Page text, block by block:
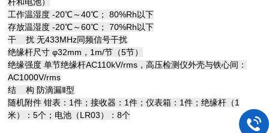
工作温湿度 -20℃～40℃； 80%Rh以下
存放温湿度 -20℃～60℃； 70%Rh以下
干 扰 无433MHz同频信号干扰
绝缘杆尺寸 φ32mm，1m/节（5节）
绝缘强度 单节绝缘杆AC110kV/rms，高压检测仪外壳与铁心间：
AC1000V/rms
结 构 防滴漏Ⅱ型
随机附件 钳表：1件；接收器：1件；仪表箱：1件；绝缘杆（1
米）：5个；电池（LR03）：8个